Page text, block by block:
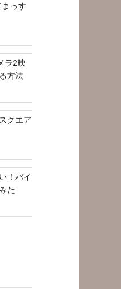
っす
ラ2映
方法
クエア
！バイ
た